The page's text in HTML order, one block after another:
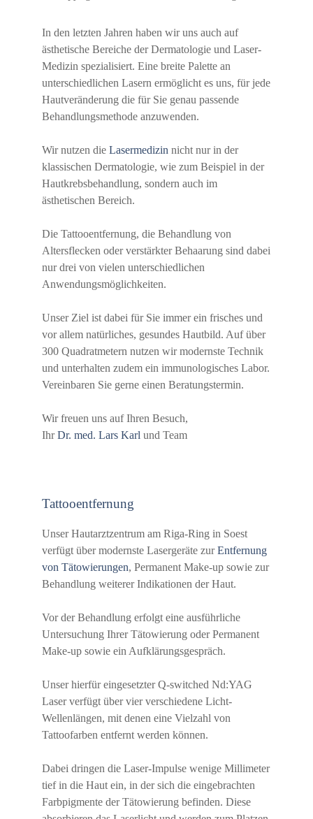
In den letzten Jahren haben wir uns auch auf
ästhetische Bereiche der Dermatologie und Laser-
Medizin spezialisiert. Eine breite Palette an
unterschiedlichen Lasern ermöglicht es uns, für jede
Hautveränderung die für Sie genau passende
Behandlungsmethode anzuwenden.
Wir nutzen die Lasermedizin nicht nur in der
klassischen Dermatologie, wie zum Beispiel in der
Hautkrebsbehandlung, sondern auch im
ästhetischen Bereich.
Die Tattooentfernung, die Behandlung von
Altersflecken oder verstärkter Behaarung sind dabei
nur drei von vielen unterschiedlichen
Anwendungsmöglichkeiten.
Unser Ziel ist dabei für Sie immer ein frisches und
vor allem natürliches, gesundes Hautbild. Auf über
300 Quadratmetern nutzen wir modernste Technik
und unterhalten zudem ein immunologisches Labor.
Vereinbaren Sie gerne einen Beratungstermin.
Wir freuen uns auf Ihren Besuch,
IhrDr. med. Lars Karl und Team
Tattooentfernung
Unser Hautarztzentrum am Riga-Ring in Soest
verfügt über modernste Lasergeräte zurEntfernung
von Tätowierungen, Permanent Make-up sowie zur
Behandlung weiterer Indikationen der Haut.
Vor der Behandlung erfolgt eine ausführliche
Untersuchung Ihrer Tätowierung oder Permanent
Make-up sowie ein Aufklärungsgespräch.
Unser hierfür eingesetzter Q-switched Nd:YAG
Laser verfügt über vier verschiedene Licht-
Wellenlängen, mit denen eine Vielzahl von
Tattoofarben entfernt werden können.
Dabei dringen die Laser-Impulse wenige Millimeter
tief in die Haut ein, in der sich die eingebrachten
Farbpigmente der Tätowierung befinden. Diese